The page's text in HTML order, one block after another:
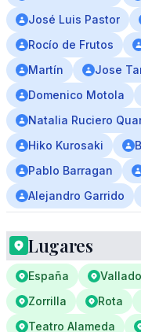
José Luis Pastor
Rocío de Frutos
Martín
Jose
Domenico Motola
Natalia Ruciero
Hiko Kurosaki
Pablo Barragan
Alejandro Garrido
Lugares
España
Zorrilla
Rota
Teatro Alameda